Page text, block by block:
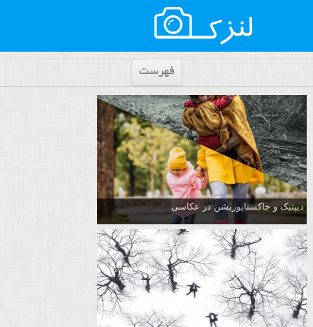
فهرست
دیپتیک و جاکستا‌پوزیشن در عکاسی